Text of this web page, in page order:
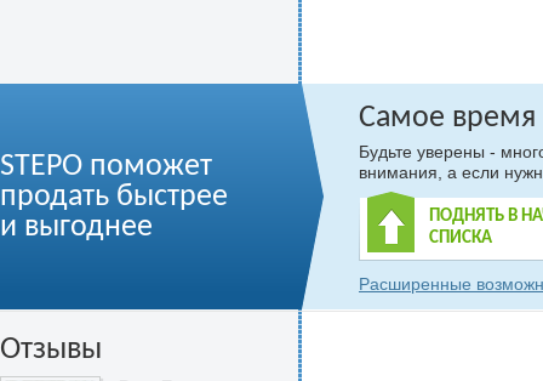
STEPO поможет
продать быстрее
и выгоднее
Самое время
Будьте уверены -
внимания, а если
ПОДНЯТЬ В
СПИСКА
Расширенные
Отзывы